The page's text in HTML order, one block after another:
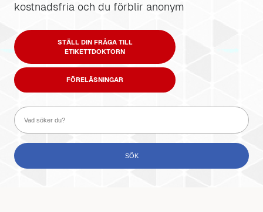
kostnadsfria och du förblir anonym
STÄLL DIN FRÅGA TILL
ETIKETTDOKTORN
FÖRELÄSNINGAR